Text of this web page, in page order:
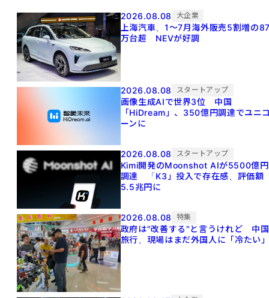
2026.08.08 大企業
上海汽車、1～7月海外販売5割増の
万台超 NEVが好調
2026.08.08 スタートアップ
画像生成AIで世界3位 中国
「HiDream」、350億円調達でユニ
ーンに
2026.08.08 スタートアップ
Kimi開発のMoonshot AIが5500億円
調達 「K3」投入で存在感、評価額
5.5兆円に
2026.08.08 特集
政府は"改善する"と言うけれど 中国
旅行、現場はまだ外国人に「冷たい